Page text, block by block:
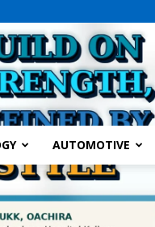
AUTOMOTIVE
ഉദ്യോഗസ്ഥർക്ക് ആശ്വാസം